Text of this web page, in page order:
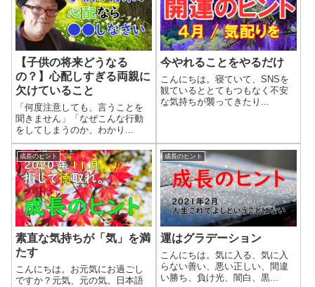
【子供の将来どうなる
の？】心配しすぎる両親に
欠けていること
「何度注意しても、言うことを
聞きません」「なぜこんな行動
をしてしまうのか、わかり...
今やれることをやるだけ
こんにちは。寝ていて、SNSを
観ているととてもつもなく不安
な気持ちが襲ってきたり...
成長のヒント
素直な気持ちが「気」を満
たす
こんにちは。お元気にお過ごし
ですか？元気、元の気。日本語
成長のヒント
運はグラデーション
こんにちは。気に入る、気に入
らない善い、悪い正しい、間違
い勝ち、負け光、闇白、黒...